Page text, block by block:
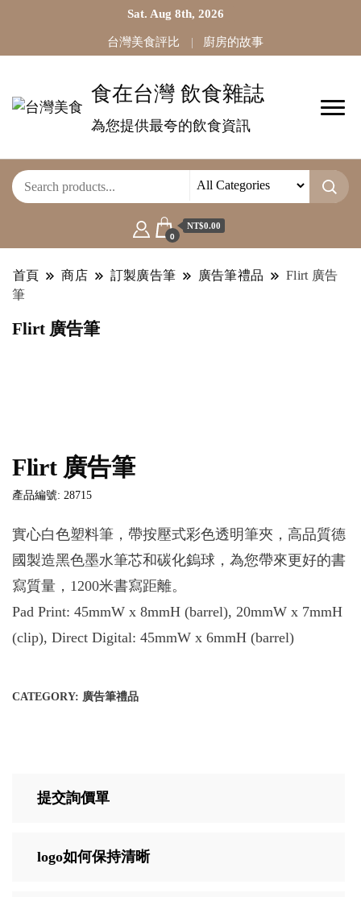
Sat. Aug 8th, 2026
台灣美食評比 廚房的故事
食在台灣 飲食雜誌
為您提供最夸的飲食資訊
0
NT$0.00
首頁 商店 訂製廣告筆 廣告筆禮品
Flirt 廣告
筆
Flirt 廣告筆
Flirt 廣告筆
產品編號: 28715
實心白色塑料筆，帶按壓式彩色透明筆夾，高品質德
國製造黑色墨水筆芯和碳化鎢球，為您帶來更好的書
寫質量，1200米書寫距離。
Pad Print: 45mmW x 8mmH (barrel), 20mmW x 7mmH
(clip), Direct Digital: 45mmW x 6mmH (barrel)
CATEGORY: 廣告筆禮品
提交詢價單
logo如何保持清晰